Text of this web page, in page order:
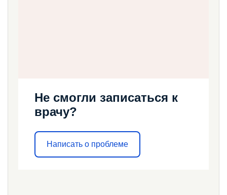
Не смогли записаться к
врачу?
Написать о проблеме